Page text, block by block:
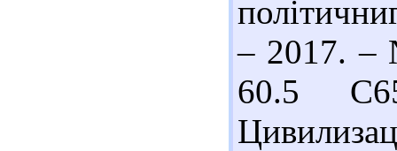
– 2017. –
60.5